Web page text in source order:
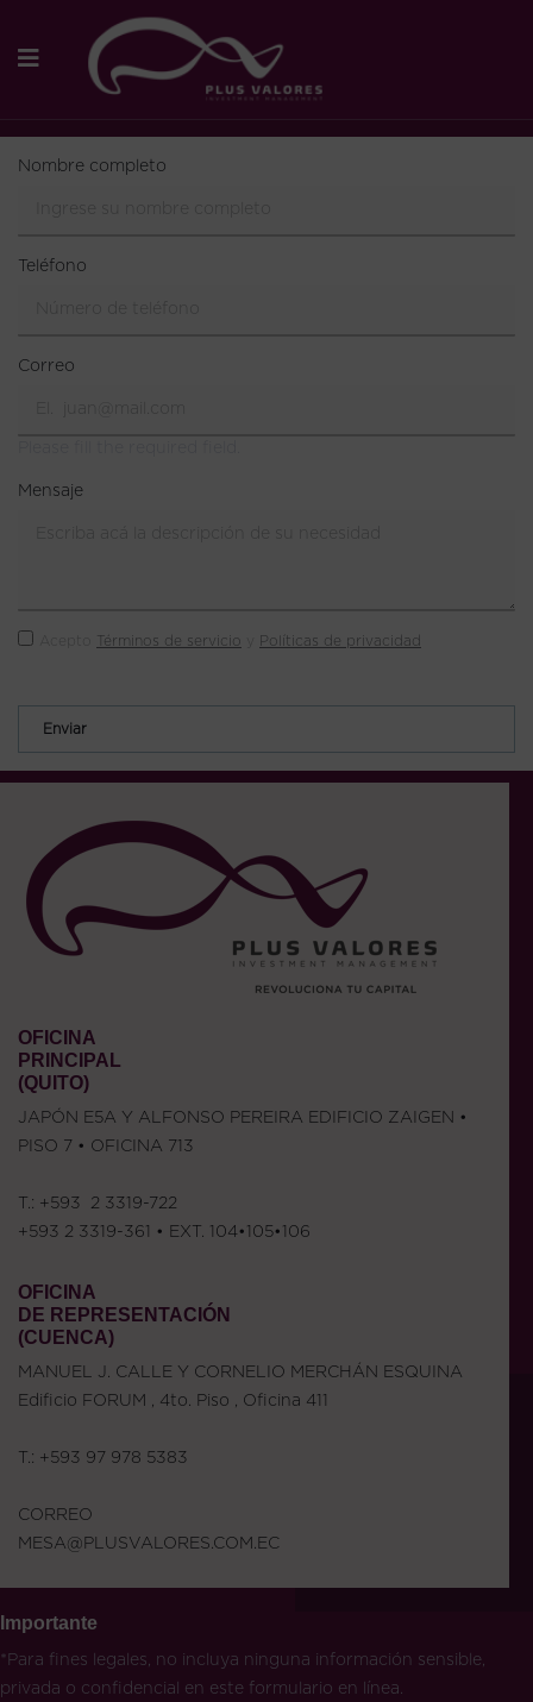
HAZ UNA CITA CON
NOSOTROS
Nombre completo
Teléfono
Correo
Mensaje
Términos de servicio Políticas de privacidad
Enviar
OFICINA
PRINCIPAL
(QUITO)
JAPÓN E5A Y ALFONSO PEREIRA EDIFICIO ZAIGEN •
PISO 7 • OFICINA 713
T.: ‪+593 2 3319-722‬
‪+593 2 3319-361‬ • EXT. 104•105•106
OFICINA
DE REPRESENTACIÓN
(CUENCA)
MANUEL J. CALLE Y CORNELIO MERCHÁN ESQUINA
Edificio FORUM , 4to. Piso , Oficina 411
T.: ‪+593 97 978 5383
CORREO
MESA@PLUSVALORES.COM.EC
Importante
*Para fines legales, no incluya ninguna información sensible,
privada o confidencial en este formulario en línea.